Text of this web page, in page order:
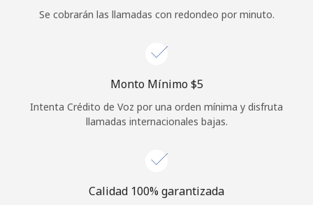
Continuar con
Se cobrarán las llamadas con redondeo por minuto.
Monto Mínimo ⁦$5⁩
Intenta Crédito de Voz por una orden mínima y disfruta
llamadas internacionales bajas.
Calidad 100% garantizada